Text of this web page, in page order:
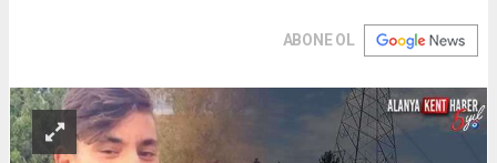
ABONE OL